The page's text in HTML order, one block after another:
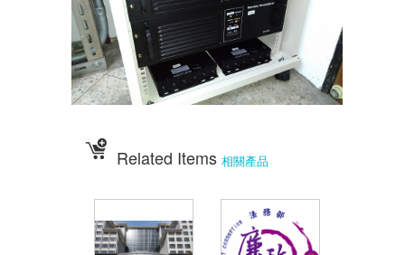
Related Items 相關產品